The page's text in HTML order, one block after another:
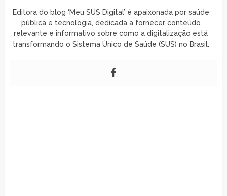
Editora do blog ‘Meu SUS Digital’ é apaixonada por saúde
pública e tecnologia, dedicada a fornecer conteúdo
relevante e informativo sobre como a digitalização está
transformando o Sistema Único de Saúde (SUS) no Brasil.